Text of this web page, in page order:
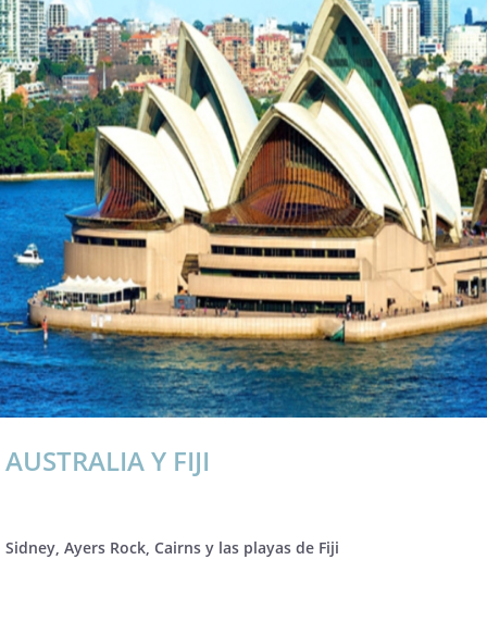
AUSTRALIA Y FIJI
Sidney, Ayers Rock, Cairns y las playas de Fiji